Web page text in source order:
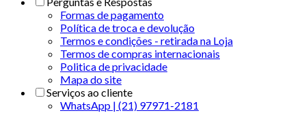
Formas de pagamento
Política de troca e devolução
Termos e condições - retirada na Loja
Termos de compras internacionais
Politica de privacidade
Mapa do site
Serviços ao cliente
WhatsApp | (21) 97971-2181